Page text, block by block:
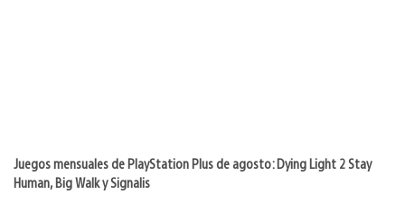
Juegos mensuales de PlayStation Plus de agosto: Dying Light 2 Stay
Human, Big Walk y Signalis